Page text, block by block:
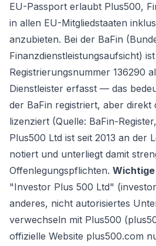
EU-Passport erlaubt Plus500,
in allen EU-Mitgliedstaaten
anzubieten. Bei der BaFin
Finanzdienstleistungsaufsicht)
Registrierungsnummer 136290
Dienstleister erfasst — das
der BaFin registriert, aber direkt
lizenziert (Quelle: BaFin-
Plus500 Ltd ist seit 2013 an der
notiert und unterliegt damit
Offenlegungspflichten.
"Investor Plus 500 Ltd"
anderes, nicht autorisiertes
verwechseln mit Plus500
offizielle Website plus500.com